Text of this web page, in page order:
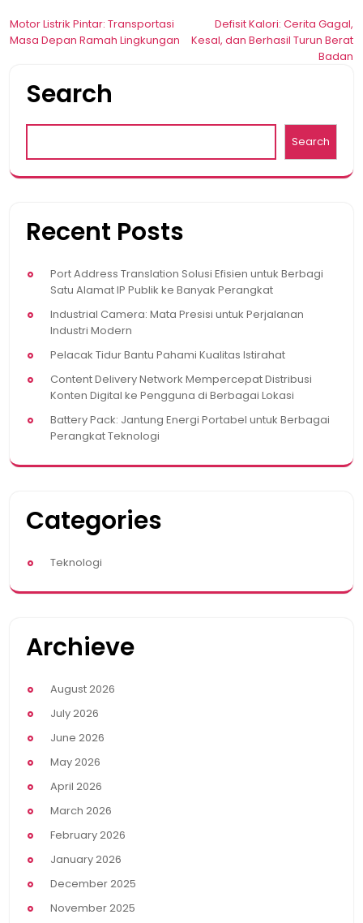
Post
navigation
Motor Listrik Pintar: Transportasi
Masa Depan Ramah Lingkungan
Defisit Kalori: Cerita Gagal,
Kesal, dan Berhasil Turun Berat
Badan
Search
Search
Recent Posts
Port Address Translation Solusi Efisien untuk Berbagi
Satu Alamat IP Publik ke Banyak Perangkat
Industrial Camera: Mata Presisi untuk Perjalanan
Industri Modern
Pelacak Tidur Bantu Pahami Kualitas Istirahat
Content Delivery Network Mempercepat Distribusi
Konten Digital ke Pengguna di Berbagai Lokasi
Battery Pack: Jantung Energi Portabel untuk Berbagai
Perangkat Teknologi
Categories
Teknologi
Archieve
August 2026
July 2026
June 2026
May 2026
April 2026
March 2026
February 2026
January 2026
December 2025
November 2025